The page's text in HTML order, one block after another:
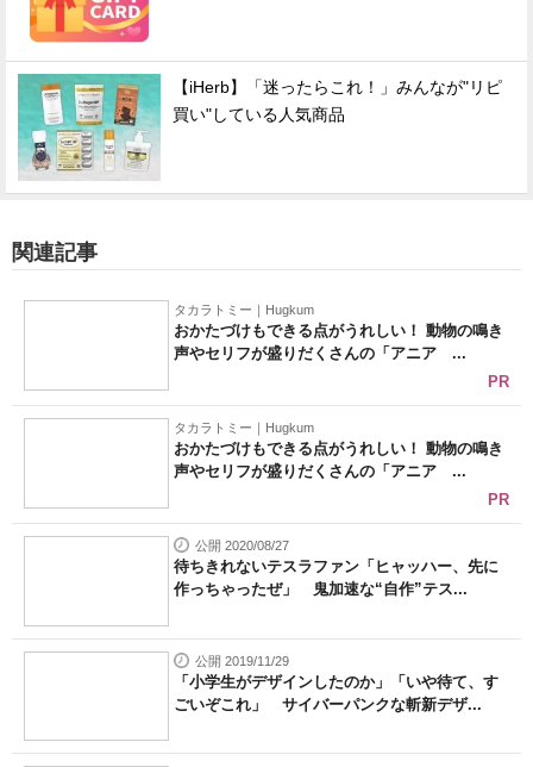
【iHerb】「迷ったらこれ！」みんなが"リピ
買い"している人気商品
関連記事
タカラトミー｜Hugkum
おかたづけもできる点がうれしい！ 動物の鳴き
声やセリフが盛りだくさんの「アニア ...
PR
タカラトミー｜Hugkum
おかたづけもできる点がうれしい！ 動物の鳴き
声やセリフが盛りだくさんの「アニア ...
PR
公開 2020/08/27
待ちきれないテスラファン「ヒャッハー、先に
作っちゃったぜ」 鬼加速な“自作”テス...
公開 2019/11/29
「小学生がデザインしたのか」「いや待て、す
ごいぞこれ」 サイバーパンクな斬新デザ...